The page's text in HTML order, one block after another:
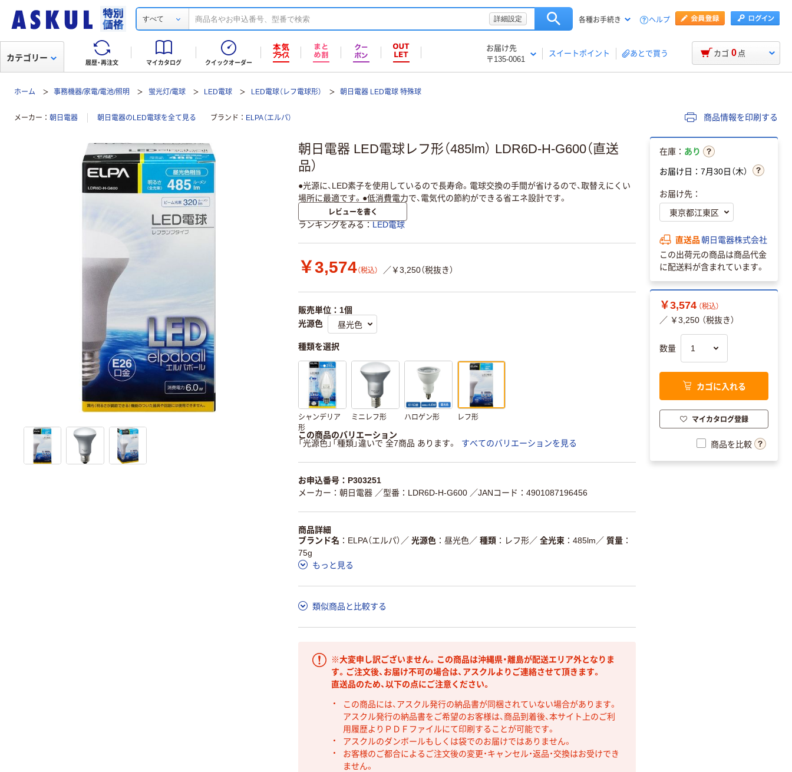
すべて 詳細設定 各種お手続き ヘルプ
履歴・再注文 マイカタログ クイックオーダー
お届け先
〒135-0061
スイートポイント あとで買う
カテゴリー カゴ 0 点
ホーム 事務機器/家電/電池/照明 蛍光灯/電球 LED電球 LED電球（レフ電球形） 朝日電器 LED電球 特殊球
メーカー 朝日電器 朝日電器のLED電球を全て見る ブランド ELPA（エルパ） 商品情報を印刷する
朝日電器 LED電球レフ形（485lm） LDR6D-H-G600（直送
品）
●光源に、LED素子を使用しているので長寿命。電球交換の手間が省けるので、取替えにくい
場所に最適です。●低消費電力で、電気代の節約ができる省エネ設計です。
レビューを書く
ランキングをみる LED電球
￥3,574（税込） ／￥3,250（税抜き）
販売単位：1個
光源色
種類を選択
シャンデリア
形
ミニレフ形 ハロゲン形 レフ形
この商品のバリエーション
「光源色」「種類」違いで 全7商品 あります。
すべてのバリエーションを見る
お申込番号：P303251
メーカー：朝日電器 ／型番：LDR6D-H-G600 ／JANコード：4901087196456
商品詳細
ブランド名
ELPA（エルパ） ／ 光源色 昼光色 ／ 種類 レフ形／ 全光束 485lm ／ 質量
75g
もっと見る
類似商品と比較する
※大変申し訳ございません。この商品は沖縄県・離島が配送エリア外となりま
す。ご注文後、お届け不可の場合は、アスクルよりご連絡させて頂きます。
直送品のため、以下の点にご注意ください。
この商品には、アスクル発行の納品書が同梱されていない場合があります。
アスクル発行の納品書をご希望のお客様は、商品到着後、本サイト上のご利
用履歴よりＰＤＦファイルにて印刷することが可能です。
アスクルのダンボールもしくは袋でのお届けではありません。
お客様のご都合によるご注文後の変更・キャンセル・返品・交換はお受けでき
ません。
在庫： あり
お届け日：7月30日（木）
お届け先：
直送品朝日電器株式会社
この出荷元の商品は商品代金
に配送料が含まれています。
￥3,574 （税込）
／ ￥3,250 （税抜き）
数量
カゴに入れる
マイカタログ登録
商品を比較